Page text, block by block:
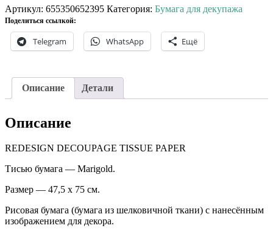
из
шелковичной
ткани
бумага
Marigold.
Артикул: 655350652395 Категория: Бумага для декупажа
Поделиться ссылкой:
Telegram WhatsApp Ещё
Описание Детали
Описание
REDESIGN DECOUPAGE TISSUE PAPER
Тисью бумага — Marigold.
Размер — 47,5 х 75 см.
Рисовая бумага (бумага из шелковичной ткани) с нанесённым
изображением для декора.